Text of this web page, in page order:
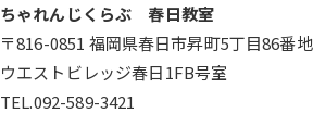
ちゃれんじくらぶ 春日教室
〒816-0851 福岡県春日市昇町5丁目86番地
ウエストビレッジ春日1FB号室
TEL.092-589-3421